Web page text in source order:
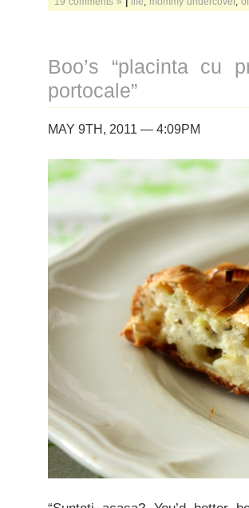
Boo’s “placinta cu
portocale”
MAY 9TH, 2011 — 4:09PM